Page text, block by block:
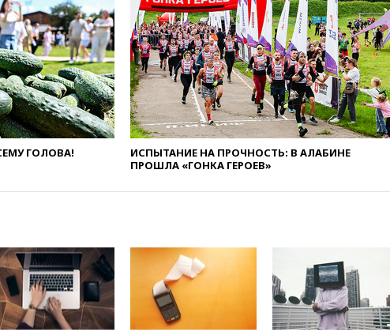
вчера, 20:47Newsweek:
«взрывная» диарея охватила
47 из 50 штатов США
вчера, 20:35ПВО за 12 часов
сбила 200 украинских
беспилотников
вчера, 20:20Третий комплект
золотых медалей выиграли на
ЧЕ российские синхронистки
главы «Уралдронзавода»
электричество
вчера, 20:00Зеленский связал
дефицит ракет с попыткой
Запада принудить Киев к
ГОЛОВА!
ИСПЫТАНИЕ НА ПРОЧНОСТЬ: В АЛАБИНЕ
ПРОШЛА «ГОНКА ГЕРОЕВ»